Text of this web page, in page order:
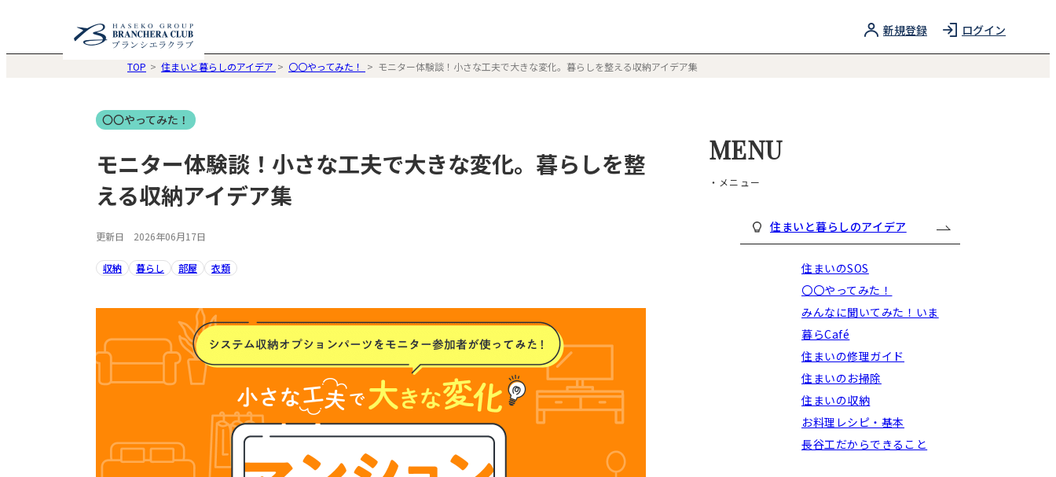
新規登録 ログイン
TOP 住まいと暮らしのアイデア 〇〇やってみた！ モニター体験談！小さな工夫で大きな変化。暮らしを整える収納アイデア集
〇〇やってみた！
モニター体験談！小さな工夫で大きな変化。暮らしを整
える収納アイデア集
更新日 2026年06月17日
収納 暮らし 部屋 衣類
MENU
・メニュー
住まいと暮らしのアイデア
住まいのSOS
〇〇やってみた！
みんなに聞いてみた！いま
暮らCafé
住まいの修理ガイド
住まいのお掃除
住まいの収納
お料理レシピ・基本
長谷工だからできること